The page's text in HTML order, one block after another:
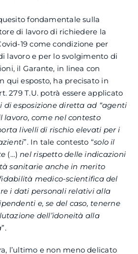
fondamentale sulla
di lavoro di richiedere la
19 come condizione per
lavoro e per lo svolgimento di
il Garante, in linea con
qui esposto, ha precisato in
279 T.U. potrà essere applicato
di esposizione diretta ad “agenti
lavoro, come nel contesto
livelli di rischio elevati per i
”. In tale contesto “solo il
(…)nel rispetto delle indicazioni
sanitarie anche in merito
medico-scientifica del
i dati personali relativi alla
e, se del caso, tenerne
dell’idoneità alla
”.
l’ultimo e non meno delicato